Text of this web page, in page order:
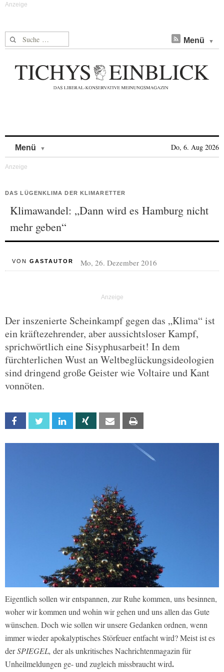
Suche nach: Menü
Menü Do, 6. Aug 2026
DAS LÜGENKLIMA DER KLIMARETTER
Klimawandel: „Dann wird es Hamburg nicht
mehr geben“
VON GASTAUTOR Mo, 26. Dezember 2016
Der inszenierte Scheinkampf gegen das „Klima“ ist
ein kräftezehrender, aber aussichtsloser Kampf,
sprichwörtlich eine Sisyphusarbeit! In dem
fürchterlichen Wust an Weltbeglückungsideologien
sind dringend große Geister wie Voltaire und Kant
vonnöten.
Facebook Twitter Linkedin Xing Email
Eigentlich sollen wir entspannen, zur Ruhe kommen, uns besinnen,
woher wir kommen und wohin wir gehen und uns allen das Gute
wünschen. Doch wie sollen wir unsere Gedanken ordnen, wenn
immer wieder apokalyptisches Störfeuer entfacht wird? Meist ist es
derSPIEGEL, der als unkritisches Nachrichtenmagazin für
Unheilmeldungen ge- und zugleich missbraucht wird.